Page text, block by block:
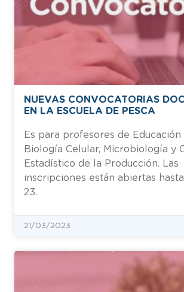
NUEVAS CONVOCATORIAS
EN LA ESCUELA DE PESCA
Es para profesores de Educación
Biología Celular, Microbiología y
Estadístico de la Producción. Las
inscripciones están abiertas
23.
21/03/2023